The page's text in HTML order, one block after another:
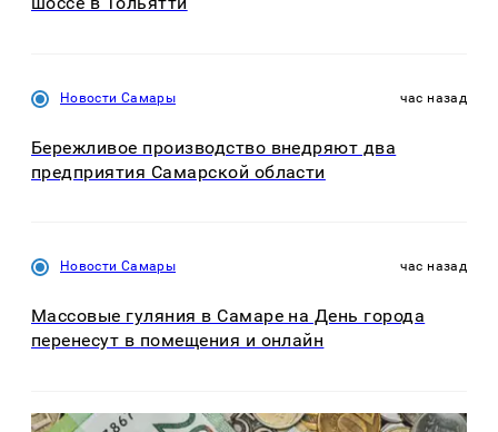
Новости Самары час назад
Бережливое производство внедряют два
предприятия Самарской области
Новости Самары час назад
Массовые гуляния в Самаре на День города
перенесут в помещения и онлайн